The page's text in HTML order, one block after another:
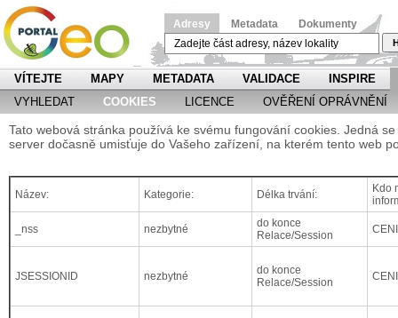
Adresy Metadata Dokumenty
VÍTEJTE MAPY METADATA VALIDACE
INSPIRE
VYHLEDAT
COOKIES LICENCE OVĚŘENÍ OPRÁVNĚNÍ
Tato webová stránka používá ke svému fungování cookies. Jedná
server dočasně umisťuje do Vašeho zařízení, na kterém tento web
Název: Kategorie: Délka trvání:
Kdo
_nss nezbytné
do konce
Relace/Session
JSESSIONID nezbytné
do konce
Relace/Session